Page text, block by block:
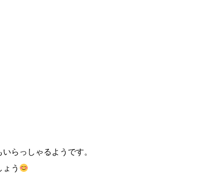
らっしゃるようです。
う